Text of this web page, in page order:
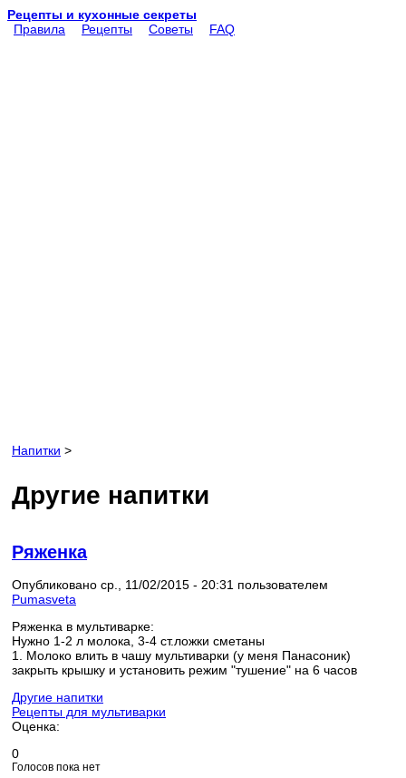
Рецепты и кухонные секреты
Правила
Рецепты Советы FAQ
Напитки >
Другие напитки
Ряженка
Опубликовано ср., 11/02/2015 - 20:31 пользователем
Pumasveta
Ряженка в мультиварке:
Нужно 1-2 л молока, 3-4 ст.ложки сметаны
1. Молоко влить в чашу мультиварки (у меня Панасоник)
закрыть крышку и установить режим "тушение" на 6 часов
Другие напитки
Рецепты для мультиварки
Оценка:
0
Голосов пока нет